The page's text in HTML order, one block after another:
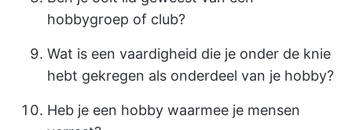
hobbygroep of club?
Wat is een vaardigheid die je onder de knie
hebt gekregen als onderdeel van je hobby?
Heb je een hobby waarmee je mensen